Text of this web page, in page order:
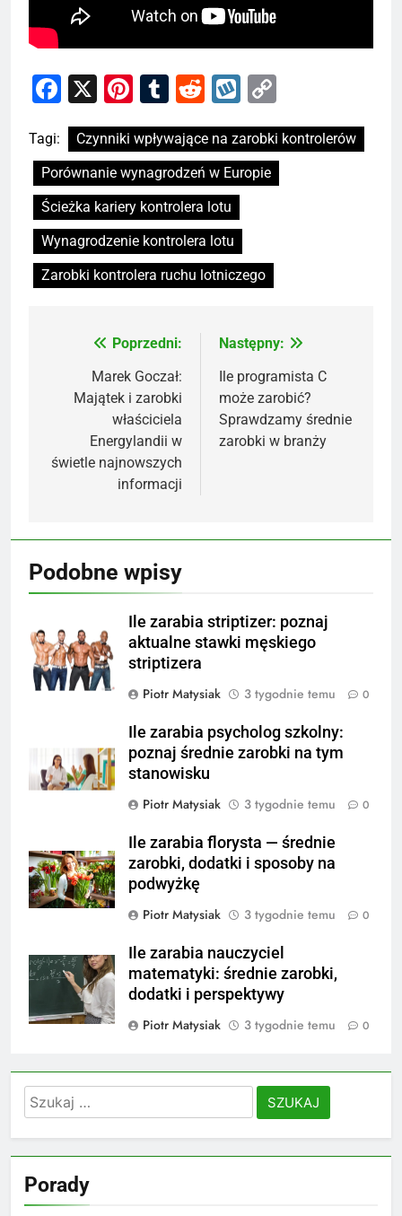
Facebook
X Pinterest
Tumblr
RedditWykop
Link
Tagi:
Czynniki wpływające na zarobki kontrolerów
Porównanie wynagrodzeń w Europie
Ścieżka kariery kontrolera lotu
Wynagrodzenie kontrolera lotu
Zarobki kontrolera ruchu lotniczego
Nawigacja
wpisu
Poprzedni:
Marek Goczał:
Majątek i zarobki
właściciela
Energylandii w
świetle najnowszych
informacji
Następny:
Ile programista C
może zarobić?
Sprawdzamy średnie
zarobki w branży
Podobne wpisy
Ile zarabia striptizer: poznaj
aktualne stawki męskiego
striptizera
Piotr Matysiak
3 tygodnie temu 0
Ile zarabia psycholog szkolny:
poznaj średnie zarobki na tym
stanowisku
Piotr Matysiak
3 tygodnie temu 0
Ile zarabia florysta — średnie
zarobki, dodatki i sposoby na
podwyżkę
Piotr Matysiak
3 tygodnie temu 0
Ile zarabia nauczyciel
matematyki: średnie zarobki,
dodatki i perspektywy
Piotr Matysiak
3 tygodnie temu 0
Szukaj:
Porady